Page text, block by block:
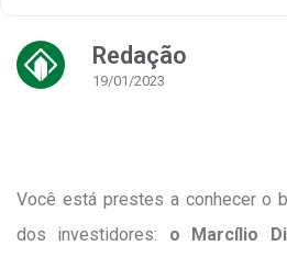
Redação
19/01/2023
Você está prestes a conhecer o
dos investidores: o Marcílio